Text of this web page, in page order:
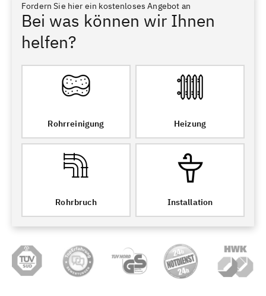
Fordern Sie hier ein kostenloses Angebot an
Bei was können wir Ihnen
helfen?
Rohrreinigung Heizung
Rohrbruch Installation